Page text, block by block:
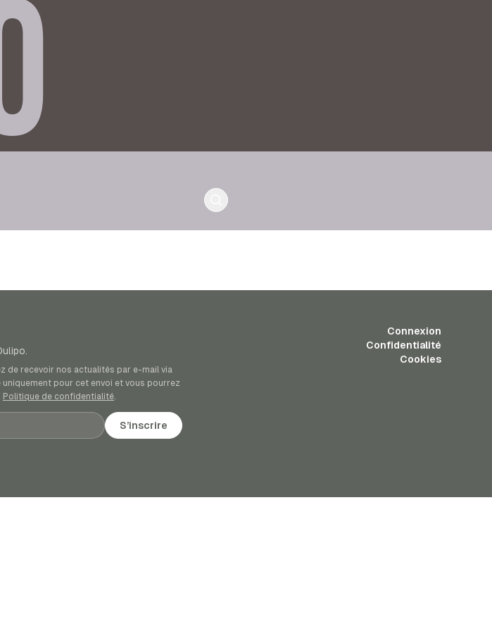
de recevoir nos actualités par e-mail via
pour cet envoi et vous pourrez
Politique de confidentialité.
S’inscrire
Connexion
Confidentialité
Cookies